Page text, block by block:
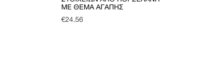
ΜΕ ΘΈΜΑ ΑΓΆΠΗΣ
€24.56